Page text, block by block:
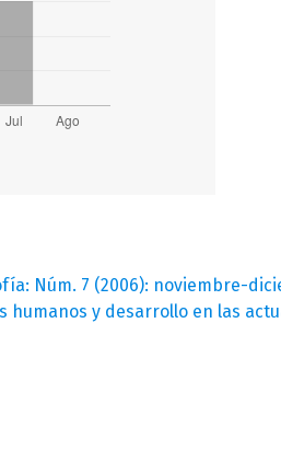
Núm. 7 (2006): noviembre-
y desarrollo en las